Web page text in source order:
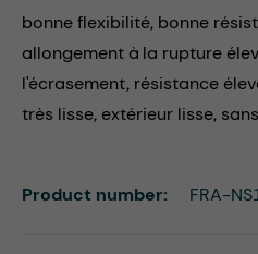
bonne flexibilité, bonne
allongement à la rupture
l'écrasement, résistance
très lisse, extérieur lisse,
Product number: FRA-